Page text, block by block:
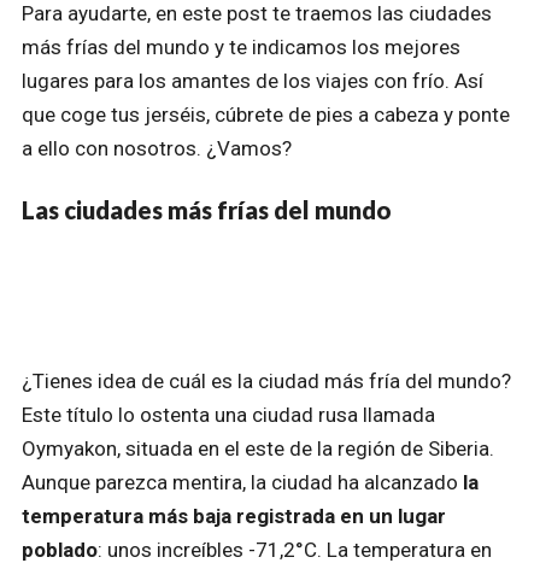
Para ayudarte, en este post te traemos las ciudades
más frías del mundo y te indicamos los mejores
lugares para los amantes de los viajes con frío. Así
que coge tus jerséis, cúbrete de pies a cabeza y ponte
a ello con nosotros. ¿Vamos?
Las ciudades más frías del mundo
¿Tienes idea de cuál es la ciudad más fría del mundo?
Este título lo ostenta una ciudad rusa llamada
Oymyakon, situada en el este de la región de Siberia.
Aunque parezca mentira, la ciudad ha alcanzado la
temperatura más baja registrada en un lugar
poblado: unos increíbles -71,2°C. La temperatura en